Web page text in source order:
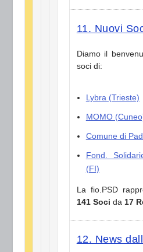
11. Nuovi
Diamo il
soci di:
Lybra (Trieste)
MOMO
Comune di
Fond.
(FI)
La fio.PSD
141 Soci da 17
12. News